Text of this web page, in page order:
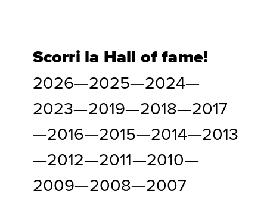
Scorri la Hall of fame!
2026—2025—2024—
2023—2019—2018—2017
—2016—2015—2014—2013
—2012—2011—2010—
2009—2008—2007